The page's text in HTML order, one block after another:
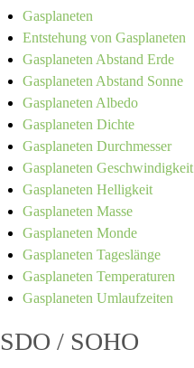
Gasplaneten
Entstehung von Gasplaneten
Gasplaneten Abstand Erde
Gasplaneten Abstand Sonne
Gasplaneten Albedo
Gasplaneten Dichte
Gasplaneten Durchmesser
Gasplaneten Geschwindigkeit
Gasplaneten Helligkeit
Gasplaneten Masse
Gasplaneten Monde
Gasplaneten Tageslänge
Gasplaneten Temperaturen
Gasplaneten Umlaufzeiten
SDO / SOHO